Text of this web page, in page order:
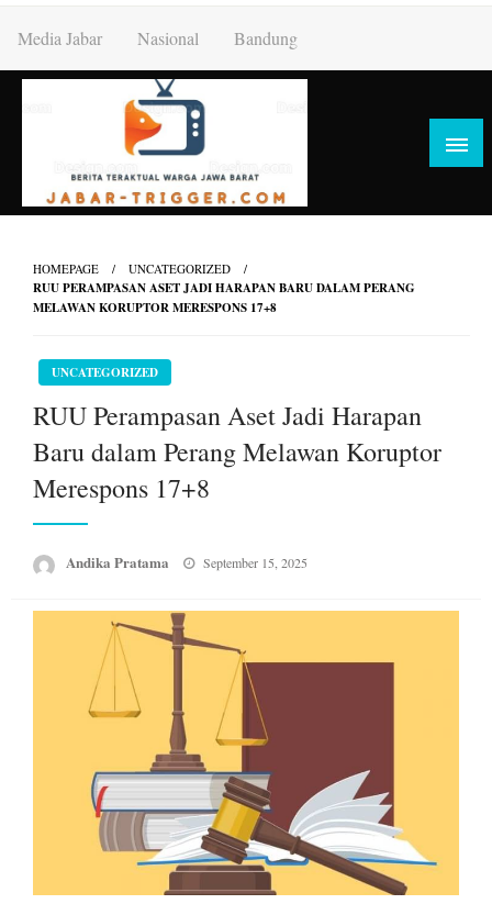
content
Media Jabar Nasional Bandung
HOMEPAGE UNCATEGORIZED
RUU PERAMPASAN ASET JADI HARAPAN BARU DALAM PERANG
MELAWAN KORUPTOR MERESPONS 17+8
UNCATEGORIZED
RUU Perampasan Aset Jadi Harapan
Baru dalam Perang Melawan Koruptor
Merespons 17+8
Andika Pratama
Posted
September 15, 2025